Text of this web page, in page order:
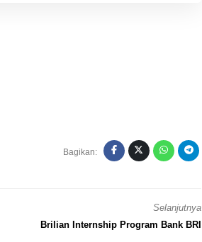
Bagikan:
Selanjutnya
Brilian Internship Program Bank BRI